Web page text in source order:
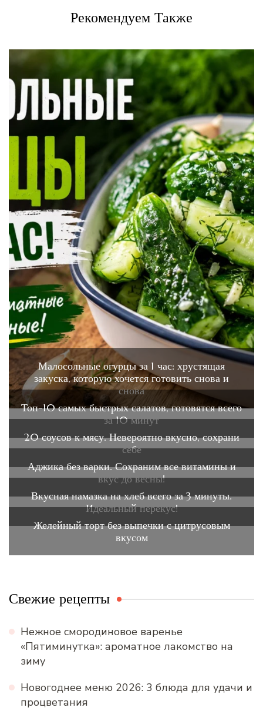
Рекомендуем Также
Малосольные огурцы за 1 час: хрустящая
закуска, которую хочется готовить снова и
снова
Топ-10 самых быстрых салатов, готовятся всего
за 10 минут
20 соусов к мясу. Невероятно вкусно, сохрани
себе
Аджика без варки. Сохраним все витамины и
вкус до весны!
Вкусная намазка на хлеб всего за 3 минуты.
Идеальный перекус!
Желейный торт без выпечки с цитрусовым
вкусом
Свежие рецепты
Нежное смородиновое варенье
«Пятиминутка»: ароматное лакомство на
зиму
Новогоднее меню 2026: 3 блюда для удачи и
процветания